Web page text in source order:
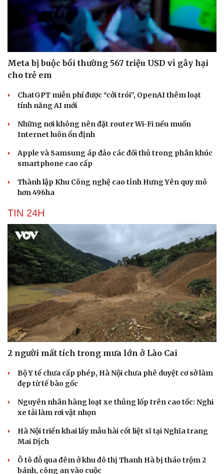
Cải chính
Meta bị buộc bồi thường 567 triệu USD vì gây hại
cho trẻ em
ChatGPT miễn phí được “cởi trói”, OpenAI thêm loạt
tính năng AI mới
Những nơi không nên đặt router Wi-Fi nếu muốn
Internet luôn ổn định
Apple và Samsung áp đảo các đối thủ trong phân khúc
smartphone cao cấp
Thành lập Khu Công nghệ cao tỉnh Hưng Yên quy mô
hơn 496ha
TIN 24H
2 người mất tích trong mưa lớn ở Lào Cai
Bộ Y tế chưa cấp phép, Hà Nội chưa phê duyệt cơ sở làm
đẹp từ tế bào gốc
Nguyên nhân hàng loạt xe thủng lốp trên cao tốc: Nghi
xe tải làm rơi vật nhọn
Hà Nội triển khai lấy mẫu hài cốt liệt sĩ tại Nghĩa trang
Mai Dịch
Ô tô đỗ qua đêm ở khu đô thị Thanh Hà bị tháo trộm 2
bánh, công an vào cuộc